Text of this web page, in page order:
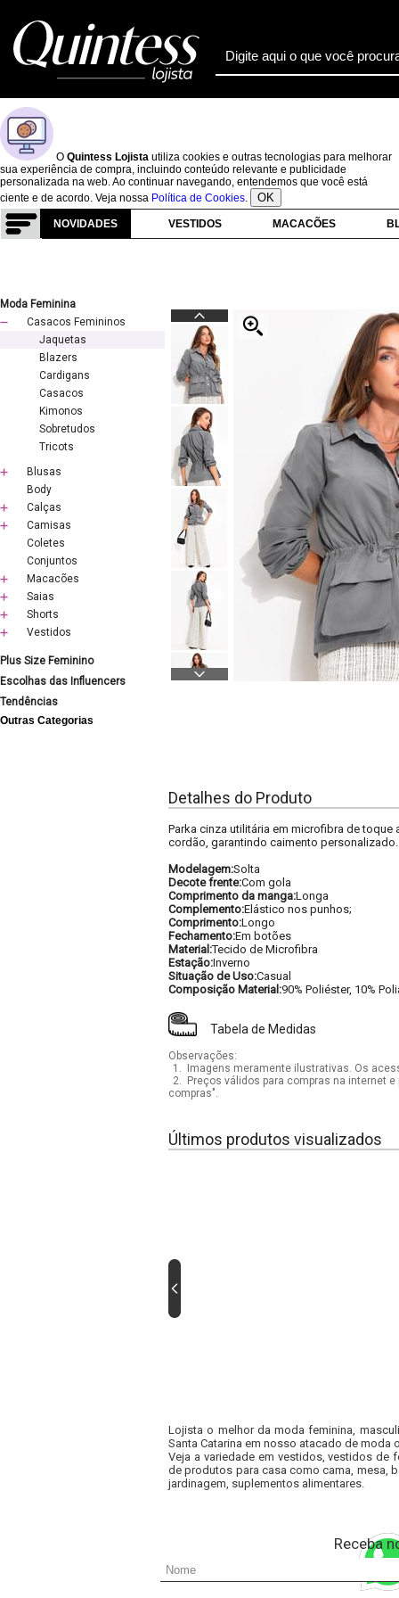
O Quintess Lojista utiliza cookies e outras tecnologias para melhorar
sua experiência de compra, incluindo conteúdo relevante e publicidade
personalizada na web. Ao continuar navegando, entendemos que você está
ciente e de acordo. Veja nossa Política de Cookies. OK
NOVIDADES VESTIDOS MACACÕES
Moda Feminina
Casacos Femininos
Jaquetas
Blazers
Cardigans
Casacos
Kimonos
Sobretudos
Tricots
Blusas
Body
Calças
Camisas
Coletes
Conjuntos
Macacões
Saias
Shorts
Vestidos
Plus Size Feminino
Escolhas das Influencers
Tendências
Outras Categorias
Detalhes do Produto
Parka cinza utilitária em microfibra de
cordão, garantindo caimento
Modelagem:Solta
Decote frente:Com gola
Comprimento da manga:Longa
Complemento:Elástico nos punhos;
Comprimento:Longo
Fechamento:Em botões
Material:Tecido de Microfibra
Estação:Inverno
Situação de Uso:Casual
Composição Material:90% Poliéster, 10%
Tabela de Medidas
Observações:
1.
Imagens meramente ilustrativas. Os
2.
Preços válidos para compras na internet
compras".
Últimos produtos visualizados
Lojista o melhor da moda feminina,
Santa Catarina em nosso atacado de moda
Veja a variedade em vestidos, vestidos de
de produtos para casa como cama, mesa,
jardinagem, suplementos alimentares.
Receba